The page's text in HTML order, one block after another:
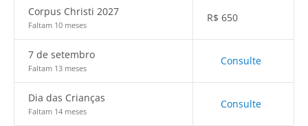
Corpus Christi 2027
Faltam 10 meses
R$ 650
7 de setembro
Faltam 13 meses
Consulte
Dia das Crianças
Faltam 14 meses
Consulte